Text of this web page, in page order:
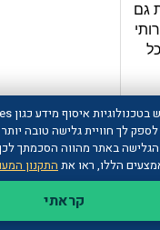
גם
לך חוויית גלישה טובה
הגלישה באתר מהווה הסכמתך
הללו, ראו את התקנון
קראתי